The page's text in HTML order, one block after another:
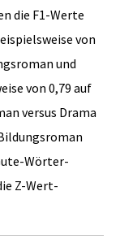
die F1-Werte
von
und
von 0,79 auf
versus Drama
Wörter-
Z-Wert-